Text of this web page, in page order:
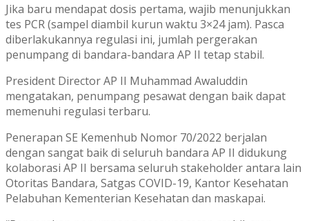
Jika baru mendapat dosis pertama, wajib menunjukkan
tes PCR (sampel diambil kurun waktu 3×24 jam). Pasca
diberlakukannya regulasi ini, jumlah pergerakan
penumpang di bandara-bandara AP II tetap stabil.
President Director AP II Muhammad Awaluddin
mengatakan, penumpang pesawat dengan baik dapat
memenuhi regulasi terbaru.
Penerapan SE Kemenhub Nomor 70/2022 berjalan
dengan sangat baik di seluruh bandara AP II didukung
kolaborasi AP II bersama seluruh stakeholder antara lain
Otoritas Bandara, Satgas COVID-19, Kantor Kesehatan
Pelabuhan Kementerian Kesehatan dan maskapai.